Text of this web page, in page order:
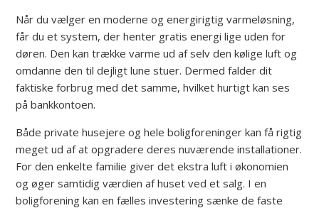
Når du vælger en moderne og energirigtig varmeløsning,
får du et system, der henter gratis energi lige uden for
døren. Den kan trække varme ud af selv den kølige luft og
omdanne den til dejligt lune stuer. Dermed falder dit
faktiske forbrug med det samme, hvilket hurtigt kan ses
på bankkontoen.
Både private husejere og hele boligforeninger kan få rigtig
meget ud af at opgradere deres nuværende installationer.
For den enkelte familie giver det ekstra luft i økonomien
og øger samtidig værdien af huset ved et salg. I en
boligforening kan en fælles investering sænke de faste